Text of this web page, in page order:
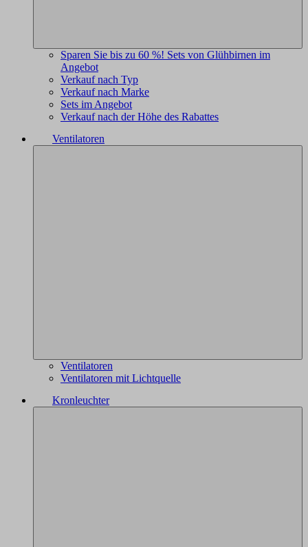
Sparen Sie bis zu 60 %! Sets von Glühbirnen im
Angebot
Verkauf nach Typ
Verkauf nach Marke
Sets im Angebot
Verkauf nach der Höhe des Rabattes
Ventilatoren
Ventilatoren
Ventilatoren mit Lichtquelle
Kronleuchter